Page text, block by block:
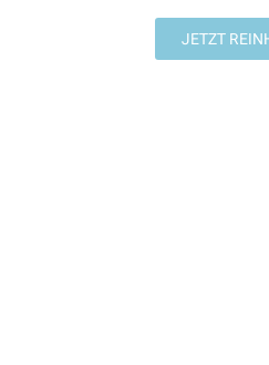
JETZT